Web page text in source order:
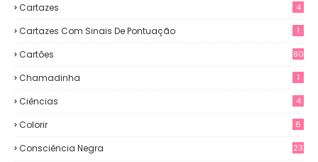
Cartazes 4
Cartazes Com Sinais De Pontuação 1
Cartões 80
Chamadinha 1
Ciências 4
Colorir 6
Consciência Negra 23